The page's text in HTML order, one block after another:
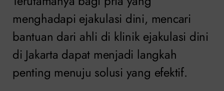
menghadapi ejakulasi dini, mencari
bantuan dari ahli di klinik ejakulasi dini
di Jakarta dapat menjadi langkah
penting menuju solusi yang efektif.